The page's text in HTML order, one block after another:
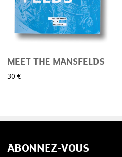
MEET THE MANSFELDS
30 €
ABONNEZ-VOUS